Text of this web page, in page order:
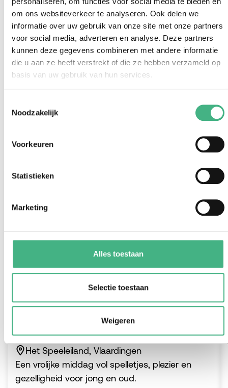
om ons websiteverkeer te analyseren. Ook delen we
informatie over uw gebruik van onze site met onze partners
voor social media, adverteren en analyse. Deze partners
kunnen deze gegevens combineren met andere informatie
die u aan ze heeft verstrekt of die ze hebben verzameld op
basis van uw gebruik van hun services.
Noodzakelijk
Voorkeuren
Statistieken
Marketing
Alles toestaan
Selectie toestaan
Weigeren
Vlaardingen?
jongerenwerk@minters.nl
010 435 10 22
vr 7 augustus 2026-12:00-15:00
Het Speeleiland, Vlaardingen
Een vrolijke middag vol spelletjes, plezier en
gezelligheid voor jong en oud.